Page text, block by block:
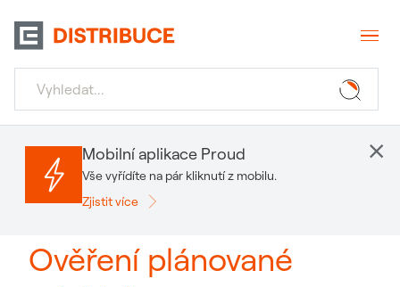
Ověření plánované
Mobilní aplikace Proud
Vše vyřídíte na pár kliknutí z mobilu.
Zjistit více
×